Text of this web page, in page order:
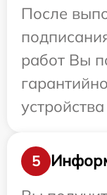
После
работ Вы
5